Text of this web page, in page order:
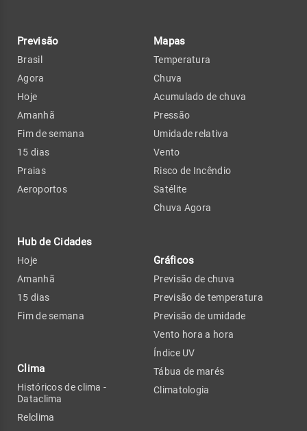
Previsão
Brasil
Agora
Hoje
Amanhã
Fim de semana
15 dias
Praias
Aeroportos
Hub de Cidades
Hoje
Amanhã
15 dias
Fim de semana
Clima
Históricos de clima -
Dataclima
Relclima
Mapas
Temperatura
Chuva
Acumulado de chuva
Pressão
Umidade relativa
Vento
Risco de Incêndio
Satélite
Chuva Agora
Gráficos
Previsão de chuva
Previsão de temperatura
Previsão de umidade
Vento hora a hora
Índice UV
Tábua de marés
Climatologia